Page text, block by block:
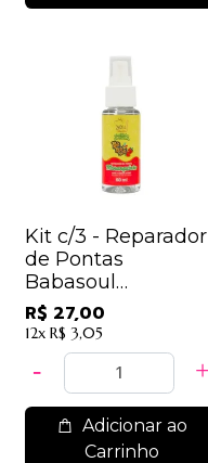
Kit c/3 - Reparador
de Pontas
Babasoul
Moranguinho Soul
Cosmeticos
R$ 27,00
12x R$ 3,05
Adicionar ao
Carrinho